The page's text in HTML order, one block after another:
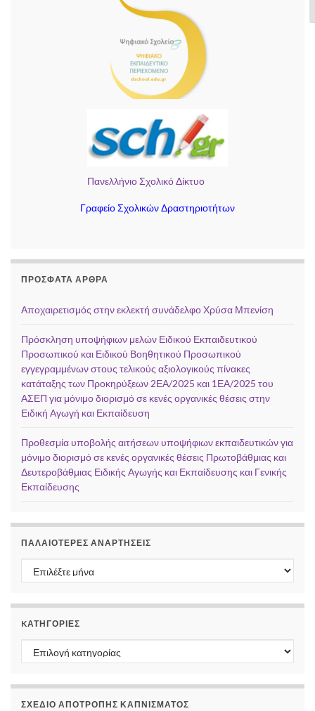
Πανελλήνιο Σχολικό Δίκτυο
Γραφείο Σχολικών Δραστηριοτήτων
ΠΡΌΣΦΑΤΑ ΆΡΘΡΑ
Αποχαιρετισμός στην εκλεκτή συνάδελφο Χρύσα Μπενίση
Πρόσκληση υποψήφιων μελών Ειδικού Εκπαιδευτικού
Προσωπικού και Ειδικού Βοηθητικού Προσωπικού
εγγεγραμμένων στους τελικούς αξιολογικούς πίνακες
κατάταξης των Προκηρύξεων 2ΕΑ/2025 και 1ΕΑ/2025 του
ΑΣΕΠ για μόνιμο διορισμό σε κενές οργανικές θέσεις στην
Ειδική Αγωγή και Εκπαίδευση
Προθεσμία υποβολής αιτήσεων υποψήφιων εκπαιδευτικών για
μόνιμο διορισμό σε κενές οργανικές θέσεις Πρωτοβάθμιας και
Δευτεροβάθμιας Ειδικής Αγωγής και Εκπαίδευσης και Γενικής
Εκπαίδευσης
ΠΑΛΑΙΌΤΕΡΕΣ ΑΝΑΡΤΉΣΕΙΣ
Παλαιότερες αναρτήσεις
KΑΤΗΓΟΡΊΕΣ
Kατηγορίες
ΣΧΕΔΙΟ ΑΠΟΤΡΟΠΗΣ ΚΑΠΝΙΣΜΑΤΟΣ